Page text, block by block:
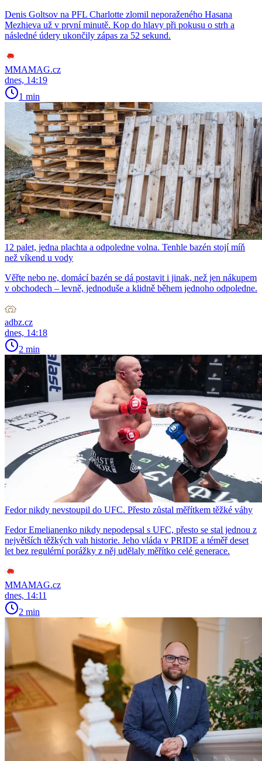
Denis Goltsov na PFL Charlotte zlomil neporaženého Hasana
Mezhieva už v první minutě. Kop do hlavy při pokusu o strh a
následné údery ukončily zápas za 52 sekund.
MMAMAG.cz
dnes, 14:19
1 min
12 palet, jedna plachta a odpoledne volna. Tenhle bazén stojí míň
než víkend u vody
Věřte nebo ne, domácí bazén se dá postavit i jinak, než jen nákupem
v obchodech – levně, jednoduše a klidně během jednoho odpoledne.
adbz.cz
dnes, 14:18
2 min
Fedor nikdy nevstoupil do UFC. Přesto zůstal měřítkem těžké váhy
Fedor Emelianenko nikdy nepodepsal s UFC, přesto se stal jednou z
největších těžkých vah historie. Jeho vláda v PRIDE a téměř deset
let bez regulérní porážky z něj udělaly měřítko celé generace.
MMAMAG.cz
dnes, 14:11
2 min